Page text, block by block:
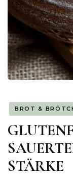
BROT &
STÄRKE